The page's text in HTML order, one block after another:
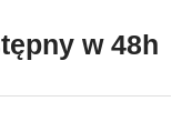
w 48h